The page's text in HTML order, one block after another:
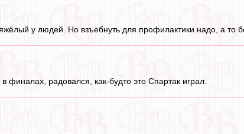
у людей. Но взъебнуть для профилактики надо, а то
радовался, как-будто это Спартак играл.